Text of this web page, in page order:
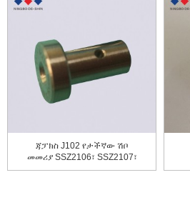
ጃፓክስ J102 የታችኛው ሽቦ
መመሪያ SSZ2106፣ SSZ2107፣
S...